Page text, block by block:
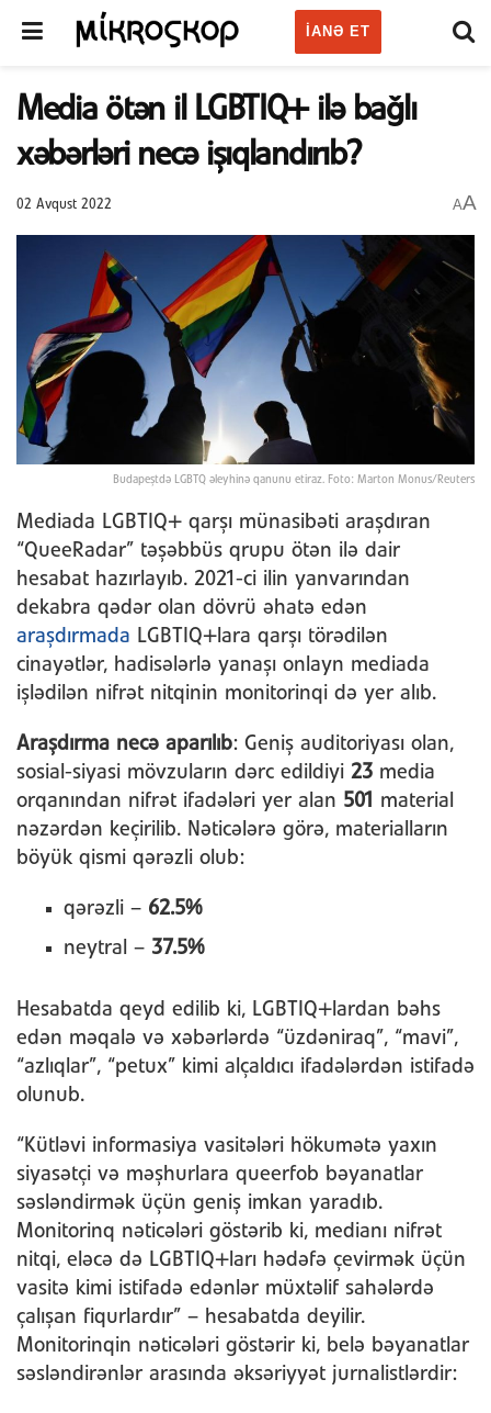
IANƏ ET
Media ötən il LGBTIQ+ ilə bağlı
xəbərləri necə işıqlandırıb?
02 Avqust 2022 AA
Budapeştdə LGBTQ əleyhinə qanunu etiraz. Foto: Marton Monus/Reuters
Mediada LGBTIQ+ qarşı münasibəti araşdıran
“QueeRadar” təşəbbüs qrupu ötən ilə dair
hesabat hazırlayıb. 2021-ci ilin yanvarından
dekabra qədər olan dövrü əhatə edən
araşdırmada LGBTIQ+lara qarşı törədilən
cinayətlər, hadisələrlə yanaşı onlayn mediada
işlədilən nifrət nitqinin monitorinqi də yer alıb.
Araşdırma necə aparılıb: Geniş auditoriyası olan,
sosial-siyasi mövzuların dərc edildiyi 23 media
orqanından nifrət ifadələri yer alan 501
material
nəzərdən keçirilib. Nəticələrə görə, materialların
böyük qismi qərəzli olub:
qərəzli – 62.5%
neytral – 37.5%
Hesabatda qeyd edilib ki, LGBTIQ+lardan bəhs
edən məqalə və xəbərlərdə “üzdəniraq”, “mavi”,
“azlıqlar”, “petux” kimi alçaldıcı ifadələrdən istifadə
olunub.
“Kütləvi informasiya vasitələri hökumətə yaxın
siyasətçi və məşhurlara queerfob bəyanatlar
səsləndirmək üçün geniş imkan yaradıb.
Monitorinq nəticələri göstərib ki, medianı nifrət
nitqi, eləcə də LGBTIQ+ları hədəfə çevirmək üçün
vasitə kimi istifadə edənlər müxtəlif sahələrdə
çalışan fiqurlardır” – hesabatda deyilir.
Monitorinqin nəticələri göstərir ki, belə bəyanatlar
səsləndirənlər arasında əksəriyyət jurnalistlərdir: